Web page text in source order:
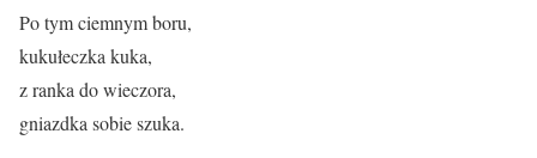
Po tym ciemnym boru,
kukułeczka kuka,
z ranka do wieczora,
gniazdka sobie szuka.